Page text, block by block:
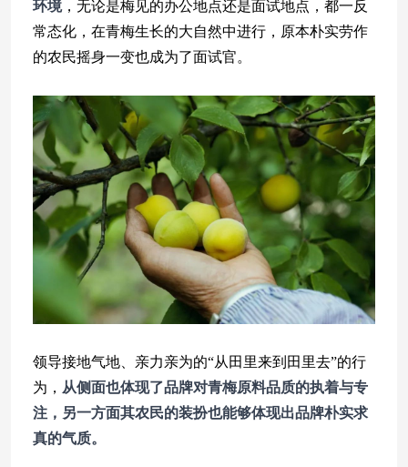
环境，无论是梅见的办公地点还是面试地点，都一反
常态化，在青梅生长的大自然中进行，原本朴实劳作
的农民摇身一变也成为了面试官。
领导接地气地、亲力亲为的“从田里来到田里去”的行
为， 从侧面也体现了品牌对青梅原料品质的执着与专
注，另一方面其农民的装扮也能够体现出品牌朴实求
真的气质。